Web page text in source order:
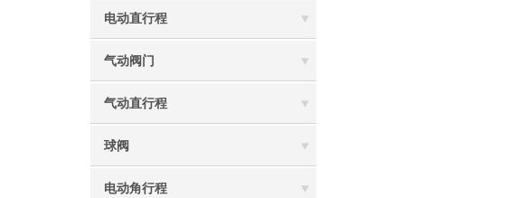
电动直行程
气动阀门
气动直行程
球阀
电动角行程